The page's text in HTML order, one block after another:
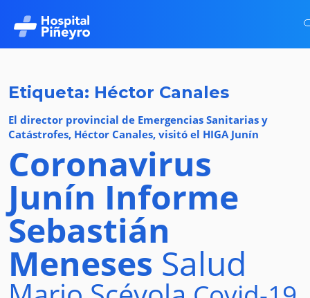
Etiqueta: Héctor Canales
El director provincial de Emergencias Sanitarias y
Catástrofes, Héctor Canales, visitó el HIGA Junín
Coronavirus
Junín Informe
Sebastián
Meneses Salud